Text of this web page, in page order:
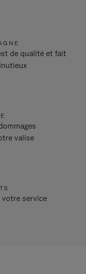
de qualité et fait
valise
votre service